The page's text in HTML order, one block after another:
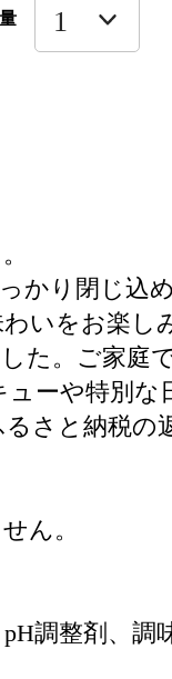
かり閉じ
いをお楽
た。ご家庭
ーや特別な
さと納税
ん。
調整剤、調